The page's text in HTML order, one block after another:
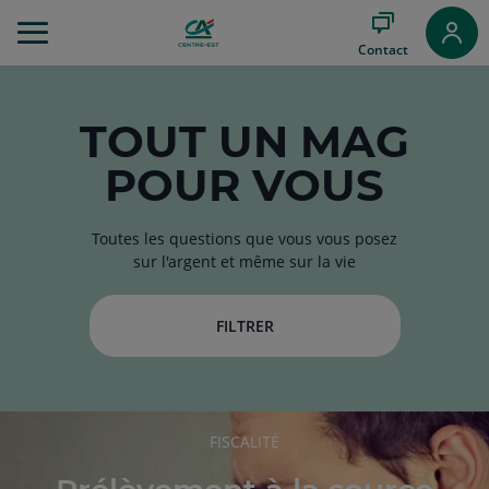
au
Contact
TOUT UN MAG
POUR VOUS
Toutes les questions que vous vous posez
sur l'argent et même sur la vie
FILTRER
RUBRIQUE
L'ARTICLE
FISCALITÉ